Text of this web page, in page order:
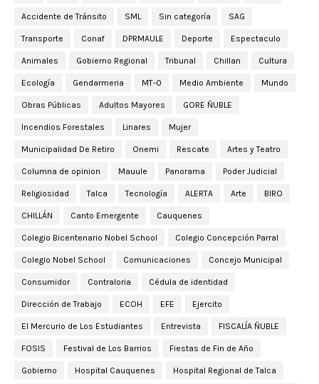
Accidente de Tránsito SML Sin categoría SAG
Transporte Conaf DPRMAULE Deporte Espectaculo
Animales Gobierno Regional Tribunal Chillan Cultura
Ecología Gendarmeria MT-0 Medio Ambiente Mundo
Obras Públicas Adultos Mayores GORE ÑUBLE
Incendios Forestales Linares Mujer
Municipalidad De Retiro Onemi Rescate Artes y Teatro
Columna de opinion Mauule Panorama Poder Judicial
Religiosidad Talca Tecnología ALERTA Arte BIRO
CHILLÁN Canto Emergente Cauquenes
Colegio Bicentenario Nobel School Colegio Concepción Parral
Colegio Nobel School Comunicaciones Concejo Municipal
Consumidor Contraloria Cédula de identidad
Dirección de Trabajo ECOH EFE Ejercito
El Mercurio de Los Estudiantes Entrevista FISCALÍA ÑUBLE
FOSIS Festival de Los Barrios Fiestas de Fin de Año
Gobierno Hospital Cauquenes Hospital Regional de Talca